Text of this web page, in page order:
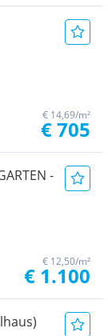
€ 14,69/m²
€ 705
-
€ 12,50/m²
€ 1.100